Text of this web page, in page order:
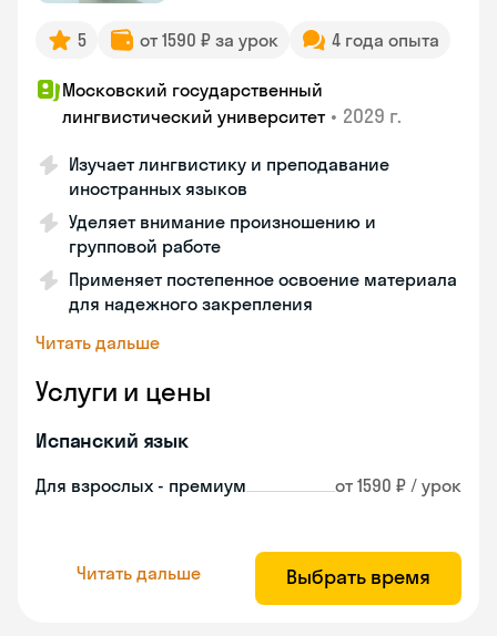
5 от 1590 ₽ за урок 4 года опыта
Московский государственный
лингвистический университет • 2029 г.
Изучает лингвистику и преподавание
иностранных языков
Уделяет внимание произношению и
групповой работе
Применяет постепенное освоение материала
для надежного закрепления
Читать дальше
Услуги и цены
Испанский язык
Для взрослых - премиум от 1590 ₽ / урок
Читать дальше Выбрать время